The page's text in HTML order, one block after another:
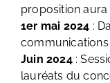
proposition aura
1er mai 2024 :
communications
Juin 2024:
lauréats du